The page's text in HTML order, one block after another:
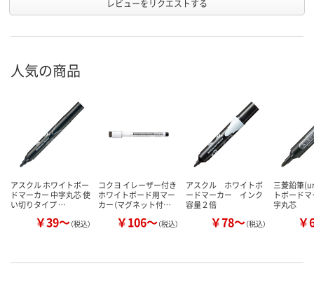
レビューをリクエストする
人気の商品
アスクル ホワイトボー
ドマーカー 中字丸芯 使
い切りタイプ …
￥39～（税込）
コクヨ イレーザー付き
ホワイトボード用マー
カー（マグネット付…
￥106～（税込）
アスクル ホワイトボ
ードマーカー インク
容量２倍
￥78～（税込）
三菱鉛筆
トボード
字丸芯
￥